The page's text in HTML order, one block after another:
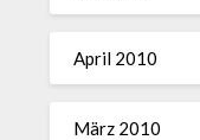
April 2010
März 2010